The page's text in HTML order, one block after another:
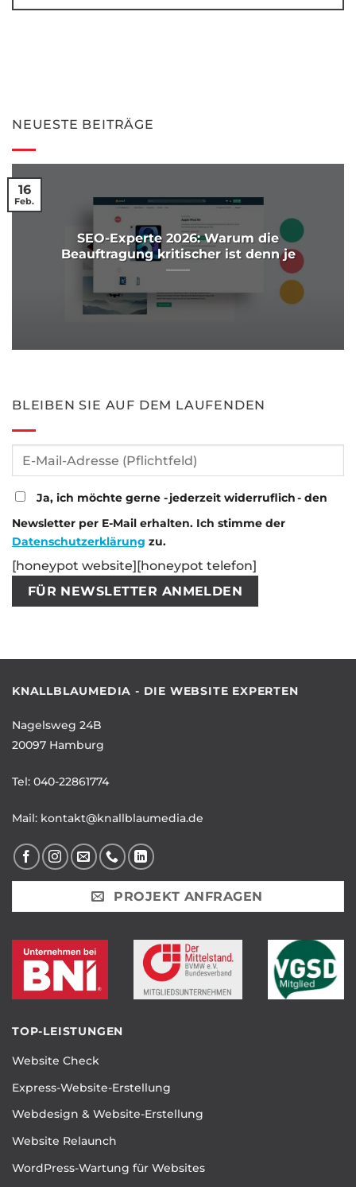
NEUESTE BEITRÄGE
SEO-Experte 2026: Warum die
Beauftragung kritischer ist denn je
16
Feb.
BLEIBEN SIE AUF DEM LAUFENDEN
Ja, ich möchte gerne - jederzeit widerruflich - den
Newsletter per E-Mail erhalten. Ich stimme der
Datenschutzerklärung zu.
[honeypot website][honeypot telefon]
KNALLBLAUMEDIA - DIE WEBSITE EXPERTEN
Nagelsweg 24B
20097 Hamburg
Tel: 040-22861774
Mail: kontakt@knallblaumedia.de
PROJEKT ANFRAGEN
TOP-LEISTUNGEN
Website Check
Express-Website-Erstellung
Webdesign & Website-Erstellung
Website Relaunch
WordPress-Wartung für Websites